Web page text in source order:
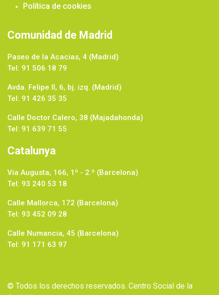
Política de cookies
Comunidad de Madrid
Paseo de la Acacias, 4 (Madrid)
Tel: 91 506 18 79
Avda. Felipe II, 6, bj. izq. (Madrid)
Tel: 91 426 35 35
Calle Doctor Calero, 38 (Majadahonda)
Tel: 91 639 71 55
Catalunya
Via Augusta, 166, 1º - 2.º (Barcelona)
Tel: 93 240 53 18
Calle Mallorca, 172 (Barcelona)
Tel: 93 452 09 28
Calle Numancia, 45 (Barcelona)
Tel: 91 171 63 97
© Todos los derechos reservados. Centro Social de la